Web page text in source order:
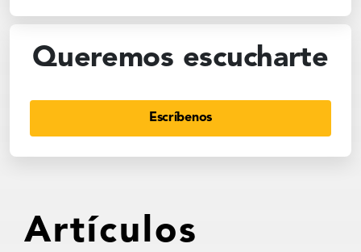
Queremos escucharte
Escríbenos
Artículos